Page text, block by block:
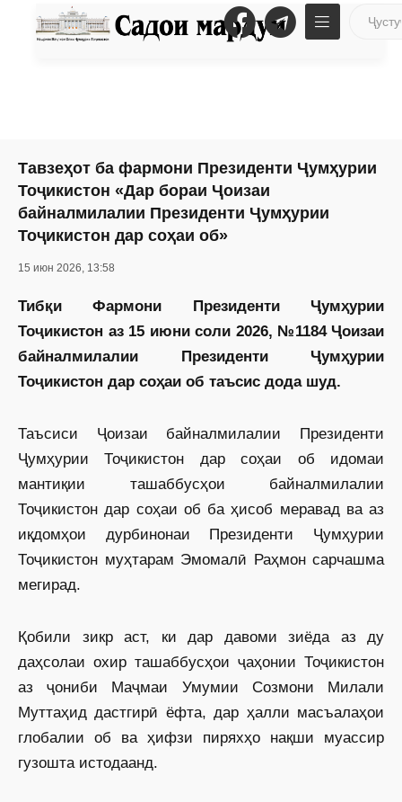
Тавзеҳот ба фармони Президенти Ҷумҳурии
Тоҷикистон «Дар бораи Ҷоизаи
байналмилалии Президенти Ҷумҳурии
Тоҷикистон дар соҳаи об»
15 июн 2026, 13:58
Тибқи Фармони Президенти Ҷумҳурии
Тоҷикистон аз 15 июни соли 2026, №1184 Ҷоизаи
байналмилалии Президенти Ҷумҳурии
Тоҷикистон дар соҳаи об таъсис дода шуд.
Таъсиси Ҷоизаи байналмилалии Президенти
Ҷумҳурии Тоҷикистон дар соҳаи об идомаи
мантиқии ташаббусҳои байналмилалии
Тоҷикистон дар соҳаи об ба ҳисоб меравад ва аз
иқдомҳои дурбинонаи Президенти Ҷумҳурии
Тоҷикистон муҳтарам Эмомалӣ Раҳмон сарчашма
мегирад.
Қобили зикр аст, ки дар давоми зиёда аз ду
даҳсолаи охир ташаббусҳои ҷаҳонии Тоҷикистон
аз ҷониби Маҷмаи Умумии Созмони Милали
Муттаҳид дастгирӣ ёфта, дар ҳалли масъалаҳои
глобалии об ва ҳифзи пиряхҳо нақши муассир
гузошта истодаанд.